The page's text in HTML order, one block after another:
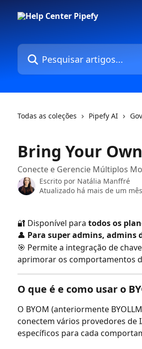
Pesquisar artigos...
Todas as coleções Pipefy AI
Bring Your
Conecte e Gerencie Múltiplos
Escrito por Natália Manffré
Atualizado há mais de um mês
🔐 Disponível para todos os
👤 Para super admins, admins
🎯 Permite a integração de
aprimorar os comportamentos
O que é e como usar o
O BYOM (anteriormente
conectem vários provedores de
específicos para cada